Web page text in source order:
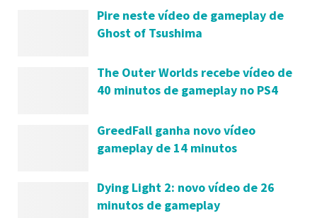
Pire neste vídeo de gameplay de
Ghost of Tsushima
The Outer Worlds recebe vídeo de
40 minutos de gameplay no PS4
GreedFall ganha novo vídeo
gameplay de 14 minutos
Dying Light 2: novo vídeo de 26
minutos de gameplay